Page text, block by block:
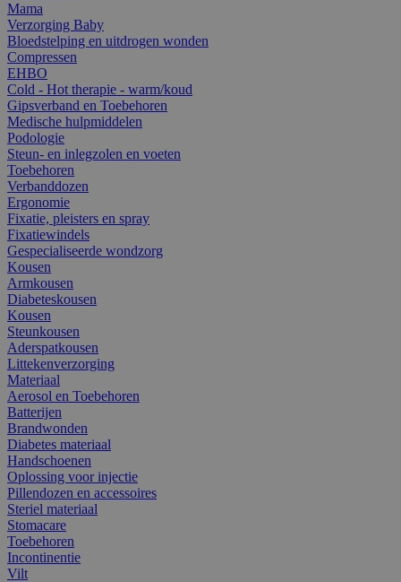
Mama
Verzorging Baby
Bloedstelping en uitdrogen wonden
Compressen
EHBO
Cold - Hot therapie - warm/koud
Gipsverband en Toebehoren
Medische hulpmiddelen
Podologie
Steun- en inlegzolen en voeten
Toebehoren
Verbanddozen
Ergonomie
Fixatie, pleisters en spray
Fixatiewindels
Gespecialiseerde wondzorg
Kousen
Armkousen
Diabeteskousen
Kousen
Steunkousen
Aderspatkousen
Littekenverzorging
Materiaal
Aerosol en Toebehoren
Batterijen
Brandwonden
Diabetes materiaal
Handschoenen
Oplossing voor injectie
Pillendozen en accessoires
Steriel materiaal
Stomacare
Toebehoren
Incontinentie
Vilt